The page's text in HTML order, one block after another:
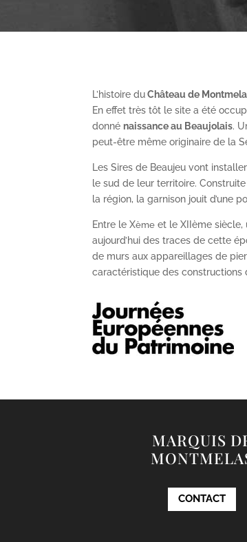
L’histoire duChâteau de
En effet très tôt le site a été
donné naissance au Beaujolais.
peut-être même originaire de la
Les Sires de Beaujeu vont
le sud de leur territoire.
la région, la garnison jouit d’une
Entre le Xème et le XIIème siècle,
aujourd’hui des traces de cette
de murs aux appareillages de
caractéristique des constructions
MARQUIS
CONTACT